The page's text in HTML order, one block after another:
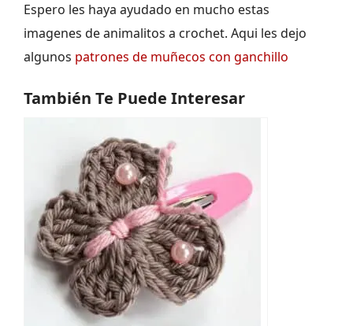
Espero les haya ayudado en mucho estas
imagenes de animalitos a crochet. Aqui les dejo
algunos patrones de muñecos con ganchillo
También Te Puede Interesar